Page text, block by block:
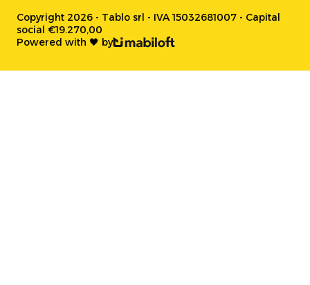
Copyright 2026 - Tablo srl - IVA 15032681007 - Capital
social €19.270,00
Powered with 🖤 by